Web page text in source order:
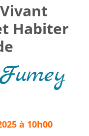
Habiter
à 10h00